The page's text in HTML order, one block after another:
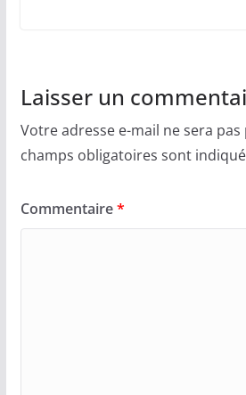
Laisser un
Votre adresse e-mail ne sera pas
champs obligatoires sont
Commentaire*